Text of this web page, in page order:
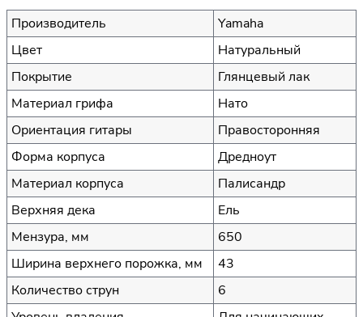
Производитель
Yamaha
Цвет
Натуральный
Покрытие
Глянцевый лак
Материал грифа
Нато
Ориентация гитары
Правосторонняя
Форма корпуса
Дредноут
Материал корпуса
Палисандр
Верхняя дека
Ель
Мензура, мм
650
Ширина верхнего порожка, мм
43
Количество струн
6